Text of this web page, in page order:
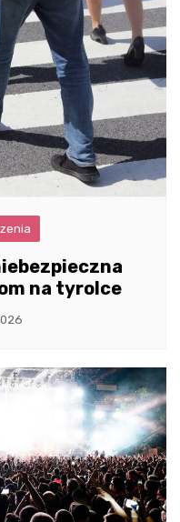
na tyrolce